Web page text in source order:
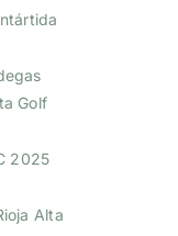
Golf
2025
Alta